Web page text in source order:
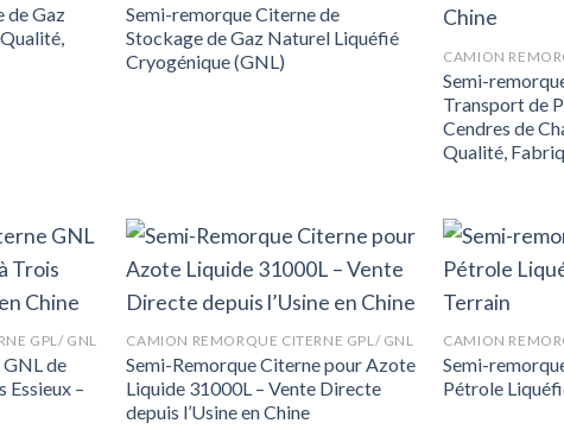
de Gaz
Semi-remorque Citerne de
Stockage de Gaz Naturel Liquéfié
Cryogénique (GNL)
CAMION
Semi-
Transport de
Cendres de
Qualité,
GPL/ GNL
de
Essieux –
CAMION REMORQUE CITERNE GPL/ GNL
Semi-Remorque Citerne pour Azote
Liquide 31000L – Vente Directe
depuis l’Usine en Chine
CAMION
Semi-
Pétrole